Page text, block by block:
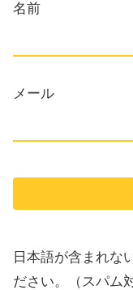
名前
メール
日本語が含まれな
ださい。（スパム